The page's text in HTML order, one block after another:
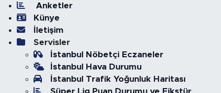
Anketler
Künye
İletişim
Servisler
İstanbul Nöbetçi Eczaneler
İstanbul Hava Durumu
İstanbul Trafik Yoğunluk Haritası
Süper Lig Puan Durumu ve Fikstür